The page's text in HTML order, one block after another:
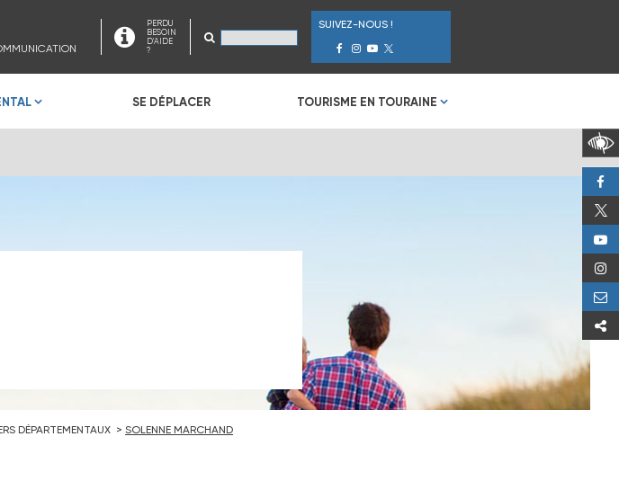
PERDU
BESOIN
D'AIDE
?
SUIVEZ-NOUS !
SE DÉPLACER TOURISME EN TOURAINE
DÉPARTEMENTAUX SOLENNE MARCHAND